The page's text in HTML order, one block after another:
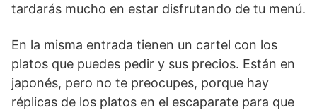
tardarás mucho en estar disfrutando de tu menú.
En la misma entrada tienen un cartel con los
platos que puedes pedir y sus precios. Están en
japonés, pero no te preocupes, porque hay
réplicas de los platos en el escaparate para que